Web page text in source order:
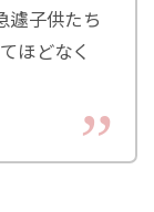
遽子供たち
ほどなく